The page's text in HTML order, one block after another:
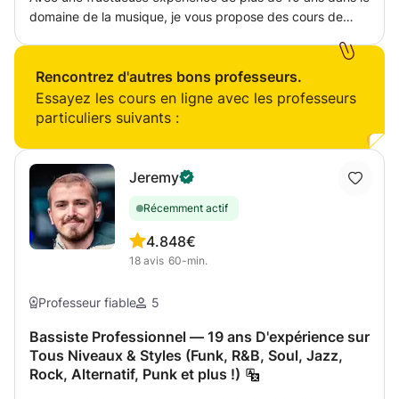
de devenir un meilleur musicien avec une compréhension
pluridisciplinaire de la musique.
domaine de la musique, je vous propose des cours de
formation en conservatoire afin de vous faire évoluer le
plus rapidement possible, dans le registre musical que
vous préférez. Nous pourrons fixer les objectifs que vous
m'adapter à votre niveau, votre âge, votre profil et vos
volontés. Avec mes cours, vous disposerez donc d'un
enseignement dans la bienveillance et un climat agréable
et sympathique : pas de pression, on évolue ensemble !
En espérant vous voir bientôt !
Rencontrez d'autres bons professeurs.
Essayez les cours en ligne avec les professeurs
particuliers suivants :
Jeremy
Récemment actif
4.8
18 avis
48€
60-min.
Professeur fiable 5
Bassiste Professionnel — 19 ans D'expérience sur
Tous Niveaux & Styles (Funk, R&B, Soul, Jazz,
Rock, Alternatif, Punk et plus !)